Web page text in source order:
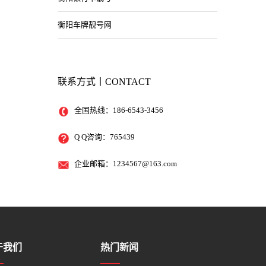
衡阳车牌靓号网
联系方式丨CONTACT
全国热线：186-6543-3456
Q Q咨询：765439
企业邮箱：1234567@163.com
们 热门新闻